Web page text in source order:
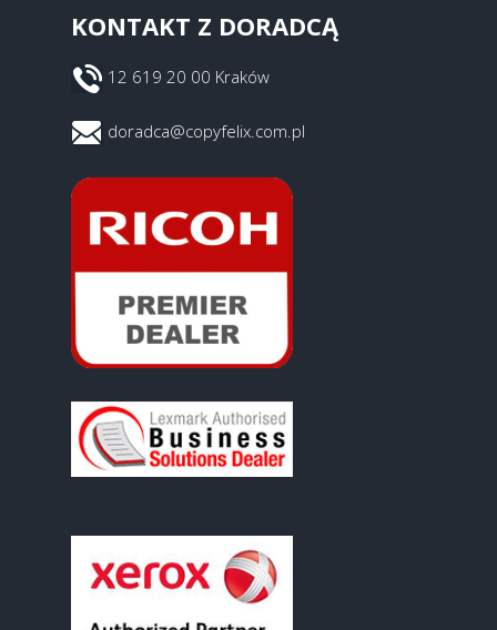
KONTAKT Z DORADCĄ
12 619 20 00 Kraków
doradca@copyfelix.com.pl